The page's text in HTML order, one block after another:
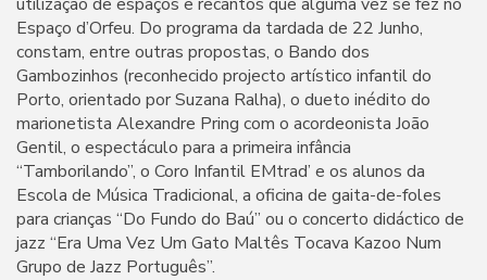
Espaço d’Orfeu. Do programa da tardada de 22 Junho,
constam, entre outras propostas, o Bando dos
Gambozinhos (reconhecido projecto artístico infantil do
Porto, orientado por Suzana Ralha), o dueto inédito do
marionetista Alexandre Pring com o acordeonista João
Gentil, o espectáculo para a primeira infância
“Tamborilando”, o Coro Infantil EMtrad’ e os alunos da
Escola de Música Tradicional, a oficina de gaita-de-foles
para crianças “Do Fundo do Baú” ou o concerto didáctico de
jazz “Era Uma Vez Um Gato Maltês Tocava Kazoo Num
Grupo de Jazz Português”.